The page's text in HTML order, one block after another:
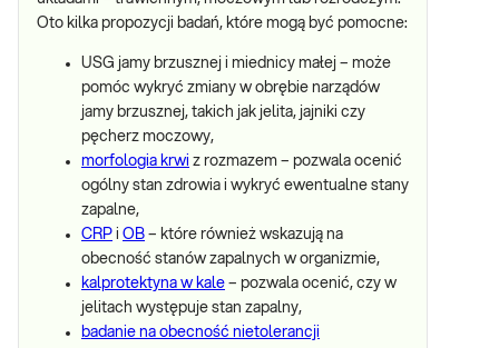
Oto kilka propozycji badań, które mogą być pomocne:
USG jamy brzusznej i miednicy małej – może
pomóc wykryć zmiany w obrębie narządów
jamy brzusznej, takich jak jelita, jajniki czy
pęcherz moczowy,
morfologia krwi z rozmazem – pozwala ocenić
ogólny stan zdrowia i wykryć ewentualne stany
zapalne,
CRP i OB – które również wskazują na
obecność stanów zapalnych w organizmie,
kalprotektyna w kale – pozwala ocenić, czy w
jelitach występuje stan zapalny,
badanie na obecność nietolerancji